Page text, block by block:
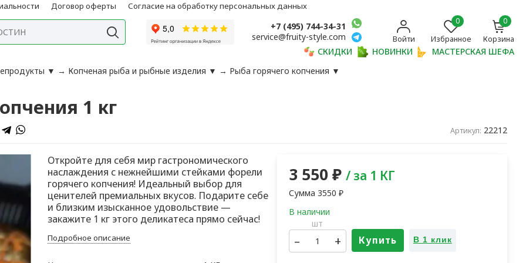
Договор оферты Согласие на обработку персональных данных
+7 (495) 744-34-31
service@fruity-style.com
Войти
0
Избранное
0
Корзина
СКИДКИ НОВИНКИ
МАСТЕРСКАЯ ШЕФА
▼ → Копченая рыба и рыбные изделия ▼ → Рыба горячего копчения ▼
1 кг
Артикул: 22212
Откройте для себя мир гастрономического
наслаждения с нежнейшими стейками форели
горячего копчения! Идеальный выбор для
ценителей премиальных вкусов. Подарите себе
и близким изысканное удовольствие —
закажите 1 кг этого деликатеса прямо сейчас!
Подробное описание
3 550 ₽ / за 1 КГ
Сумма 3550 ₽
шт
– + Купить В 1 клик